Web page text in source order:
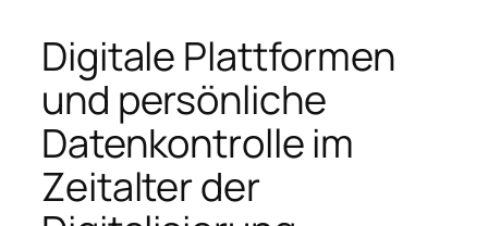
Digitale Plattformen
und persönliche
Datenkontrolle im
Zeitalter der